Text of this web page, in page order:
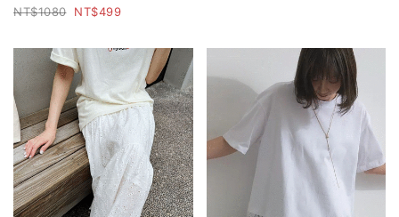
1080
499